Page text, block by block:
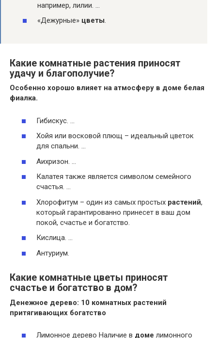
например, лилии. …
«Дежурные» цветы.
Какие комнатные растения приносят
удачу и благополучие?
Особенно хорошо влияет на атмосферу в доме белая
фиалка.
Гибискус. …
Хойя или восковой плющ – идеальный цветок
для спальни. …
Аихризон. …
Калатея также является символом семейного
счастья. …
Хлорофитум – один из самых простых растений,
который гарантированно принесет в ваш дом
покой, счастье и богатство.
Кислица. …
Антуриум.
Какие комнатные цветы приносят
счастье и богатство в дом?
Денежное дерево: 10 комнатных растений
притягивающих богатство
Лимонное дерево Наличие в доме лимонного